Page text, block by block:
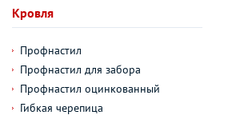
Кровля
Профнастил
Профнастил для забора
Профнастил оцинкованный
Гибкая черепица